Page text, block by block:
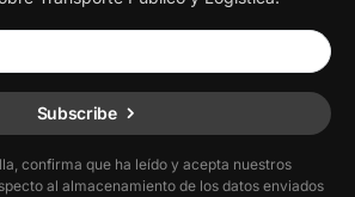
Subscribe
confirma que ha leído y acepta nuestros
al almacenamiento de los datos enviados